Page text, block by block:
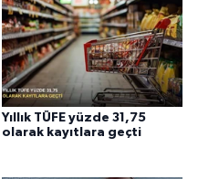
Yıllık TÜFE yüzde 31,75
olarak kayıtlara geçti